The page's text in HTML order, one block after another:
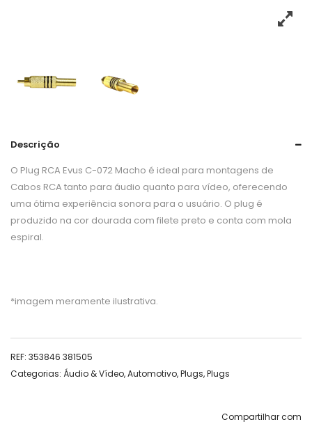
Descrição
O Plug RCA Evus C-072 Macho é ideal para montagens de
Cabos RCA tanto para áudio quanto para vídeo, oferecendo
uma ótima experiência sonora para o usuário. O plug é
produzido na cor dourada com filete preto e conta com mola
espiral.
*imagem meramente ilustrativa.
REF: 353846 381505
Categorias: Áudio & Vídeo,Automotivo,Plugs,Plugs
Compartilhar com